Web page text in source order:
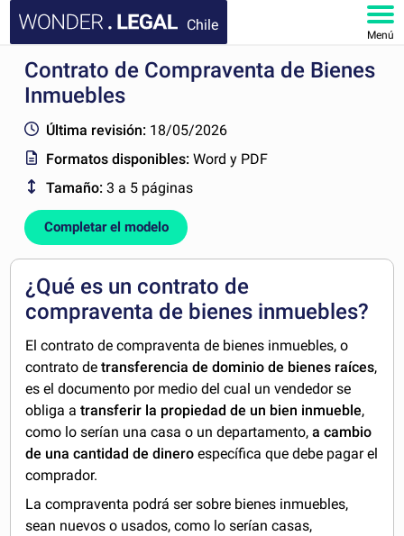
Chile
Menú
INICIO
FAQ
MI CUENTA
Contrato de Compraventa de Bienes
Inmuebles
Última revisión: 18/05/2026
Formatos disponibles:Word y PDF
Tamaño: 3 a 5 páginas
Completar el modelo
¿Qué es un contrato de
compraventa de bienes inmuebles?
El contrato de compraventa de bienes inmuebles, o
contrato detransferencia de dominio de bienes raíces,
es el documento por medio del cual un vendedor se
obliga a transferir la propiedad de un bien inmueble,
como lo serían una casa o un departamento,a cambio
de una cantidad de dinero específica que debe pagar el
comprador.
La compraventa podrá ser sobre bienes inmuebles,
sean nuevos o usados, como lo serían casas,